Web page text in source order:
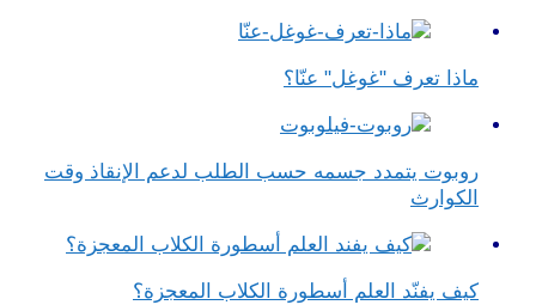
ماذا تعرف "غوغل" عنّا؟
روبوت يتمدد جسمه حسب الطلب لدعم الإنقاذ وقت
الكوارث
كيف يفنّد العلم أسطورة الكلاب المعجزة؟